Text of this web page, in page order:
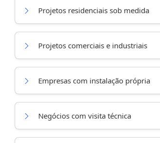
Projetos residenciais sob medida
Projetos comerciais e industriais
Empresas com instalação própria
Negócios com visita técnica